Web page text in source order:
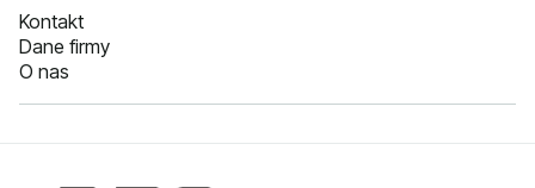
Kontakt
Dane firmy
O nas